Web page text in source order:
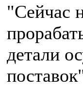
"Сейчас
детали